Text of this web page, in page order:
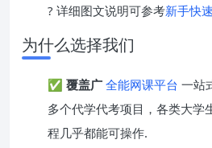
? 详细图文说明可参考新手快
为什么选择我们
✅ 覆盖广 全能网课平台 一站
多个代学代考项目，各类大
程几乎都能可操作.